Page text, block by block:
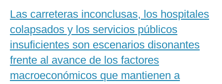
Club del Suscriptor
G de Gestión
Notas Contratadas
Las carreteras inconclusas, los hospitales
colapsados y los servicios públicos
insuficientes son escenarios disonantes
frente al avance de los factores
macroeconómicos que mantienen a